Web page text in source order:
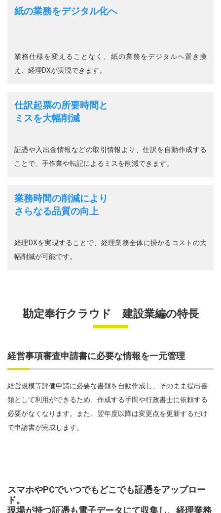
紙の業務をデジタル化へ
業務仕様を変えることなく、紙の業務をデジタルへ置き換
え、経理DXが実現できます。
仕訳起票の所要時間と
ミスを大幅削減
証憑や入出金情報などの取引情報より、仕訳を自動作成する
ことで、手作業や転記によるミスを削減できます。
業務時間の削減により
さらなる品質の向上
経理DXを実現することで、経理業務全体に掛かるコストの大
幅削減が可能です。
勘定奉行クラウド 建設業編の特長
経営事項審査申請書に必要な情報を一元管理
経営規模等評価申請に必要な書類を自動作成し、そのまま提出書
類として利用ができるため、作成する手間や行政書士に依頼する
必要がなくなります。また、翌年度以降は変更点を更新するだけ
で申請書が完成します。
スマホやPCでいつでもどこでも証憑をアップロー
ド。
現場が持つ証憑も電子データにて収集し、経理業務